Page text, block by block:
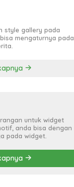
style gallery pada
mengaturnya pada
untuk widget
anda bisa dengan
pada widget.